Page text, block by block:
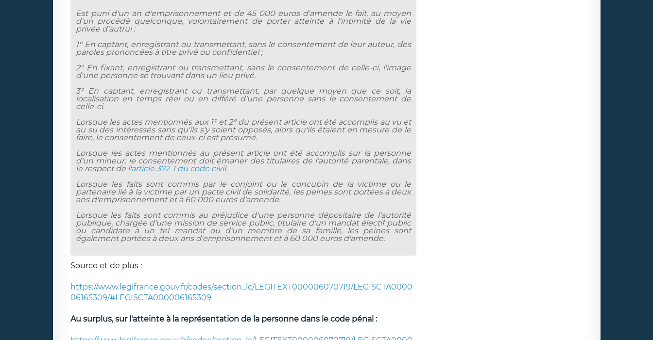
Est puni d'un an d'emprisonnement et de 45 000 euros d'amende le fait, au moyen
d'un procédé quelconque, volontairement de porter atteinte à l'intimité de la vie
privée d'autrui :
1° En captant, enregistrant ou transmettant, sans le consentement de leur auteur, des
paroles prononcées à titre privé ou confidentiel ;
2° En fixant, enregistrant ou transmettant, sans le consentement de celle-ci, l'image
d'une personne se trouvant dans un lieu privé.
3° En captant, enregistrant ou transmettant, par quelque moyen que ce soit, la
localisation en temps réel ou en différé d'une personne sans le consentement de
celle-ci.
Lorsque les actes mentionnés aux 1° et 2° du présent article ont été accomplis au vu et
au su des intéressés sans qu'ils s'y soient opposés, alors qu'ils étaient en mesure de le
faire, le consentement de ceux-ci est présumé.
Lorsque les actes mentionnés au présent article ont été accomplis sur la personne
d'un mineur, le consentement doit émaner des titulaires de l'autorité parentale, dans
le respect de l'article 372-1 du code civil.
Lorsque les faits sont commis par le conjoint ou le concubin de la victime ou le
partenaire lié à la victime par un pacte civil de solidarité, les peines sont portées à deux
ans d'emprisonnement et à 60 000 euros d'amende.
Lorsque les faits sont commis au préjudice d'une personne dépositaire de l'autorité
publique, chargée d'une mission de service public, titulaire d'un mandat électif public
ou candidate à un tel mandat ou d'un membre de sa famille, les peines sont
également portées à deux ans d'emprisonnement et à 60 000 euros d'amende.
Source et de plus :
https://www.legifrance.gouv.fr/codes/section_lc/LEGITEXT000006070719/LEGISCTA0000
06165309/#LEGISCTA000006165309
Au surplus, sur l'atteinte à la représentation de la personne dans le code pénal :